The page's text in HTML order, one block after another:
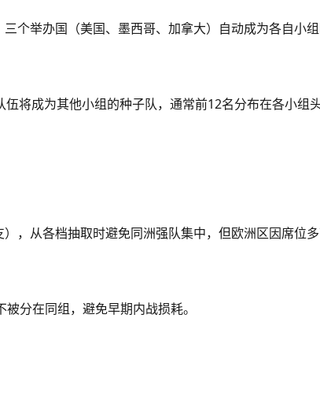
个举办国（美国、墨西哥、加拿大）自动成为各自小组
将成为其他小组的种子队，通常前12名分布在各小组头
，从各档抽取时避免同洲强队集中，但欧洲区因席位多
分在同组，避免早期内战损耗。